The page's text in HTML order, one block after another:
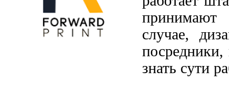
случае,
знать сути